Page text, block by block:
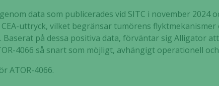
data som publicerades vid SITC i november 2024
uttryck, vilket begränsar tumörens
på dessa positiva data, förväntar sig Alligator
4066 så snart som möjligt, avhängigt operationell
ATOR-4066.
går inte att
välja bort. De
behövs för
att hemsidan
taget ska